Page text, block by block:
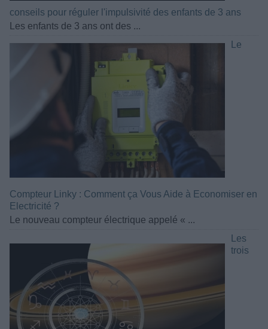
conseils pour réguler l'impulsivité des enfants de 3 ans
Les enfants de 3 ans ont des ...
Le
Compteur Linky : Comment ça Vous Aide à Economiser en
Electricité ?
Le nouveau compteur électrique appelé « ...
Les
trois